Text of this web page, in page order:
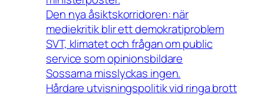
Den nya åsiktskorridoren: när
mediekritik blir ett demokratiproblem
SVT, klimatet och frågan om public
service som opinionsbildare
Sossarna misslyckas ingen.
Hårdare utvisningspolitik vid ringa brott